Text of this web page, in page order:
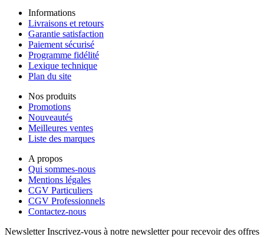
Informations
Livraisons et retours
Garantie satisfaction
Paiement sécurisé
Programme fidélité
Lexique technique
Plan du site
Nos produits
Promotions
Nouveautés
Meilleures ventes
Liste des marques
A propos
Qui sommes-nous
Mentions légales
CGV Particuliers
CGV Professionnels
Contactez-nous
Newsletter Inscrivez-vous à notre newsletter pour recevoir des offres